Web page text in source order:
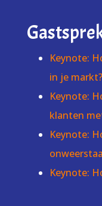
Keynote:
in je markt?
Keynote:
klanten
Keynote:
Keynote: